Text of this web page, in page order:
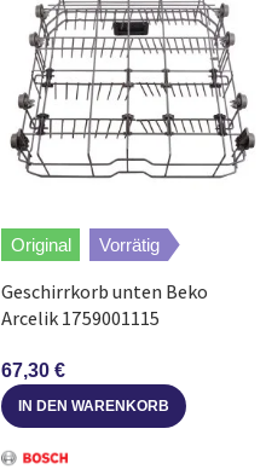
Original Vorrätig
Geschirrkorb unten Beko
Arcelik 1759001115
Spülmaschine
67,30 €
IN DEN WARENKORB